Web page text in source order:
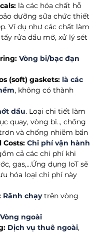
là các hóa chất hỗ
dưỡng sửa chức thiết
Ví dụ như các chất làm
rửa dầu mỡ, xử lý sét
Vòng bi/bạc đạn
(soft) gaskets: là các
, không có thành
dầu. Loại chi tiết làm
quay, vòng bi.., chống
và chống nhiễm bẩn
Costs: Chi phí vận hành
cả các chi phí khi
gas,…Ứng dụng IoT sẽ
hóa loại chi phí này
Rãnh chạytrên vòng
Vòng ngoài
Dịch vụ thuê ngoài,